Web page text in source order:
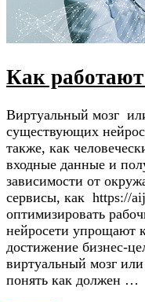
Как
Виртуальный мозг
существующих
также, как
входные данные и
зависимости от
сервисы, как https://
оптимизировать
нейросети упрощают
достижение бизнес-
виртуальный мозг
понять как должен …